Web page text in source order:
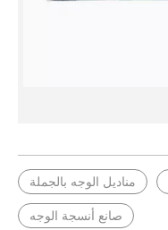
مناديل الوجه بالجملة
صانع أنسجة الوجه